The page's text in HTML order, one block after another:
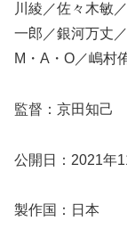
川綾／佐々木敏
一郎／銀河万丈
M・A・O／嶋村
監督：京田知己
公開日：2021年
製作国：日本